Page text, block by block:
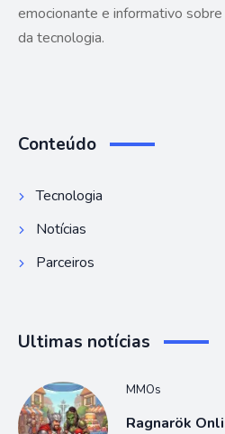
emocionante e informativo
da tecnologia.
Conteúdo
Tecnologia
Notícias
Parceiros
Ultimas notícias
MMOs
Ragnarök